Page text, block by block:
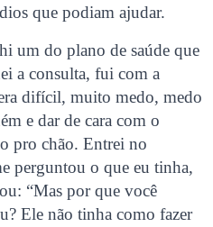
que podiam ajudar.
um do plano de saúde que
a consulta, fui com a
difícil, muito medo, medo
e dar de cara com o
pro chão. Entrei no
perguntou o que eu tinha,
“Mas por que você
Ele não tinha como fazer